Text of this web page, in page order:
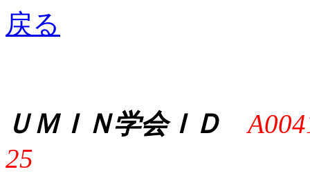
戻る
ＵＭＩＮ学会ＩＤ
25